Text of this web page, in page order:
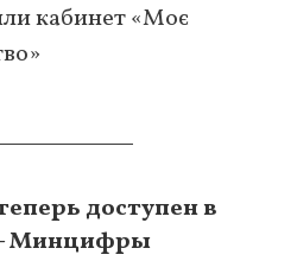
кабинет «Моє
доступен в
Минцифры